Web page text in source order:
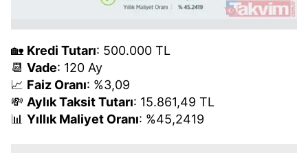
🏡 Kredi Tutarı: 500.000 TL
📆 Vade: 120 Ay
📈 Faiz Oranı: %3,09
💸 Aylık Taksit Tutarı: 15.861,49 TL
📊 Yıllık Maliyet Oranı: %45,2419